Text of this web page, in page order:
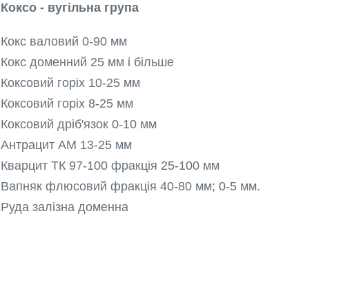
Коксо - вугільна група
Кокс валовий 0-90 мм
Кокс доменний 25 мм і більше
Коксовий горіх 10-25 мм
Коксовий горіх 8-25 мм
Коксовий дріб'язок 0-10 мм
Антрацит АМ 13-25 мм
Кварцит ТК 97-100 фракція 25-100 мм
Вапняк флюсовий фракція 40-80 мм; 0-5 мм.
Руда залізна доменна